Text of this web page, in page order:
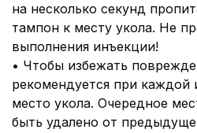
на несколько секунд
тампон к месту укола. Не
выполнения инъекции!
• Чтобы избежать
рекомендуется при каждой
место укола. Очередное
быть удалено от